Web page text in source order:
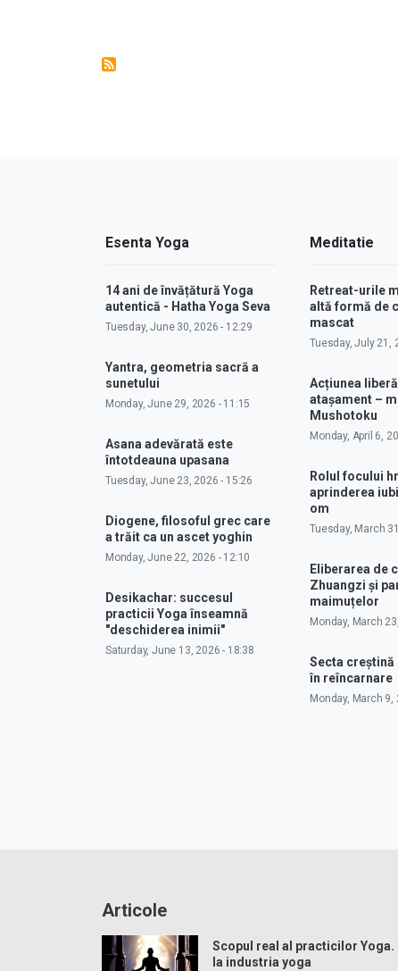
Esenta Yoga
14 ani de învățătură Yoga
autentică - Hatha Yoga Seva
Tuesday, June 30, 2026 - 12:29
Yantra, geometria sacră a
sunetului
Monday, June 29, 2026 - 11:15
Asana adevărată este
întotdeauna upasana
Tuesday, June 23, 2026 - 15:26
Diogene, filosoful grec care
a trăit ca un ascet yoghin
Monday, June 22, 2026 - 12:10
Desikachar: succesul
practicii Yoga înseamnă
"deschiderea inimii"
Saturday, June 13, 2026 - 18:38
Meditatie
Retreat-urile
altă formă de
mascat
Tuesday, July 21,
Acțiunea
atașament –
Mushotoku
Monday, April 6,
Rolul focului
aprinderea
om
Tuesday, March
Eliberarea de
Zhuangzi și
maimuțelor
Monday, March
Secta creștină
în reîncarnare
Monday, March 9,
Articole
Scopul real al practicilor Yoga.
la industria yoga